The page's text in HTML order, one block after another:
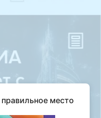
место